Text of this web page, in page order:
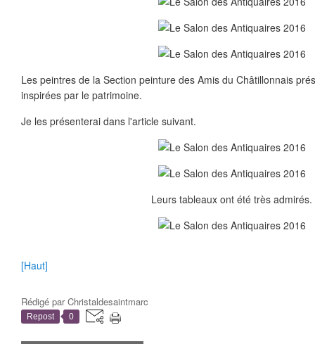
Les peintres de la Section peinture des Amis du Châtillonnais
inspirées par le patrimoine.
Je les présenterai dans l'article suivant.
Leurs tableaux ont été très admirés.
[Haut]
Rédigé parChristaldesaintmarc
Repost 0